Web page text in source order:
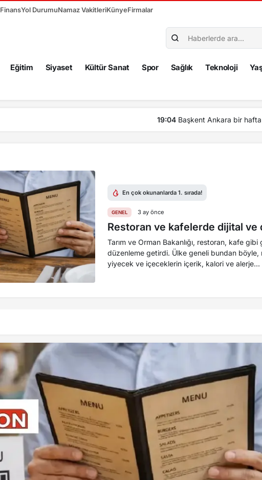
FinansYol DurumuNamaz VakitleriKünyeFirmalar
Eğitim Siyaset Kültür Sanat Spor Sağlık Teknoloji
En çok okunanlarda 1. sırada!
GENEL 3 ay önce
Restoran ve kafelerde dijital ve
Tarım ve Orman Bakanlığı, restoran, kafe
düzenleme getirdi. Ülke geneli bundan böyle, restoran, kafe gibi gıda işletmelerinin menülerinde sundukları
yiyecek ve içeceklerin içerik, kalori ve alerje...